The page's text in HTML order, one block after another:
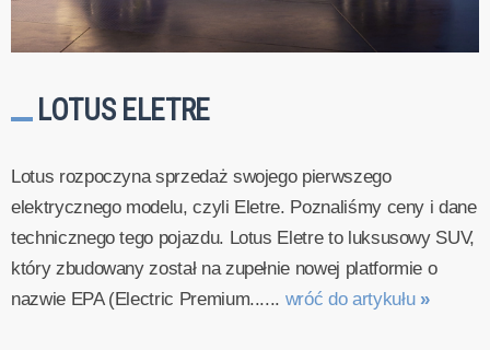
LOTUS ELETRE
Lotus rozpoczyna sprzedaż swojego pierwszego
elektrycznego modelu, czyli Eletre. Poznaliśmy ceny i dane
technicznego tego pojazdu. Lotus Eletre to luksusowy SUV,
który zbudowany został na zupełnie nowej platformie o
nazwie EPA (Electric Premium...... wróć do artykułu »